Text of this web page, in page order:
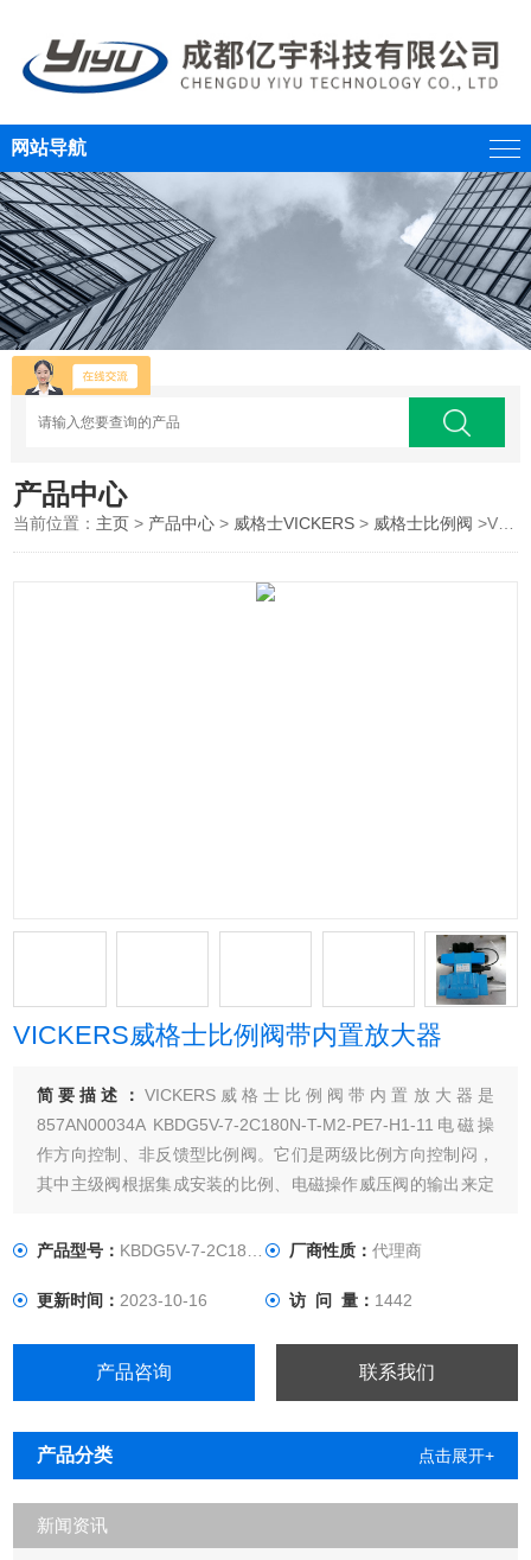
网站导航
产品中心
当前位置： 主页 > 产品中心 > 威格士VICKERS > 威格士比例阀 >VICKERS威格士比例阀带内置放大器
VICKERS威格士比例阀带内置放大器
简要描述： VICKERS威格士比例阀带内置放大器是
857AN00034A KBDG5V-7-2C180N-T-M2-PE7-H1-11电磁操
作方向控制、非反馈型比例阀。它们是两级比例方向控制闷，
其中主级阀根据集成安装的比例、电磁操作威压阀的输出来定
个被加压，而行程量则取决于输入线圈的电流。
产品型号： KBDG5V-7-2C180N-T-M2-PE7 厂商性质： 代理商
更新时间：2023-10-16 访 问 量： 1442
产品咨询 联系我们
产品分类 点击展开+
新闻资讯